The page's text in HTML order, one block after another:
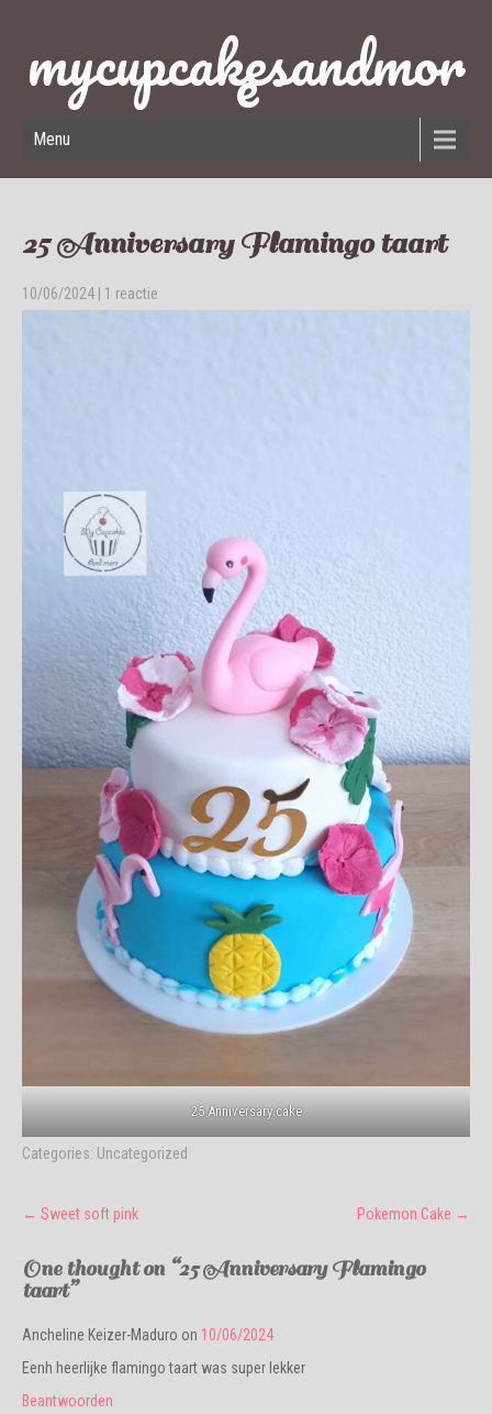
mycupcakesandmor
e
Menu
25 Anniversary Flamingo taart
10/06/2024 1 reactie
25 Anniversary cake
Categories: Uncategorized
Post
navigation
← Sweet soft pink Pokemon Cake →
One thought on “25 Anniversary Flamingo
taart”
Ancheline Keizer-Maduro on 10/06/2024
Eenh heerlijke flamingo taart was super lekker
Beantwoorden